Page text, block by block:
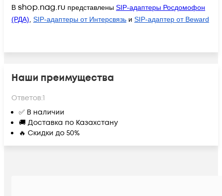
В shop.nag.ru представлены SIP-адаптеры Росдомофон
(РДА) SIP-адаптеры от Интерсвязь и SIP-адаптер от Beward
Наши преимущества
Ответов:1
✅ В наличии
🚚 Доставка по Казахстану
🔥 Скидки до 50%